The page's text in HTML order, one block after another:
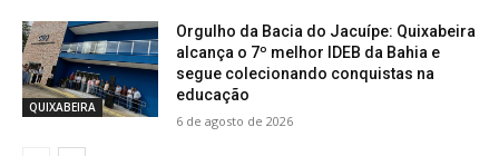
QUIXABEIRA
Orgulho da Bacia do Jacuípe: Quixabeira
alcança o 7º melhor IDEB da Bahia e
segue colecionando conquistas na
educação
6 de agosto de 2026